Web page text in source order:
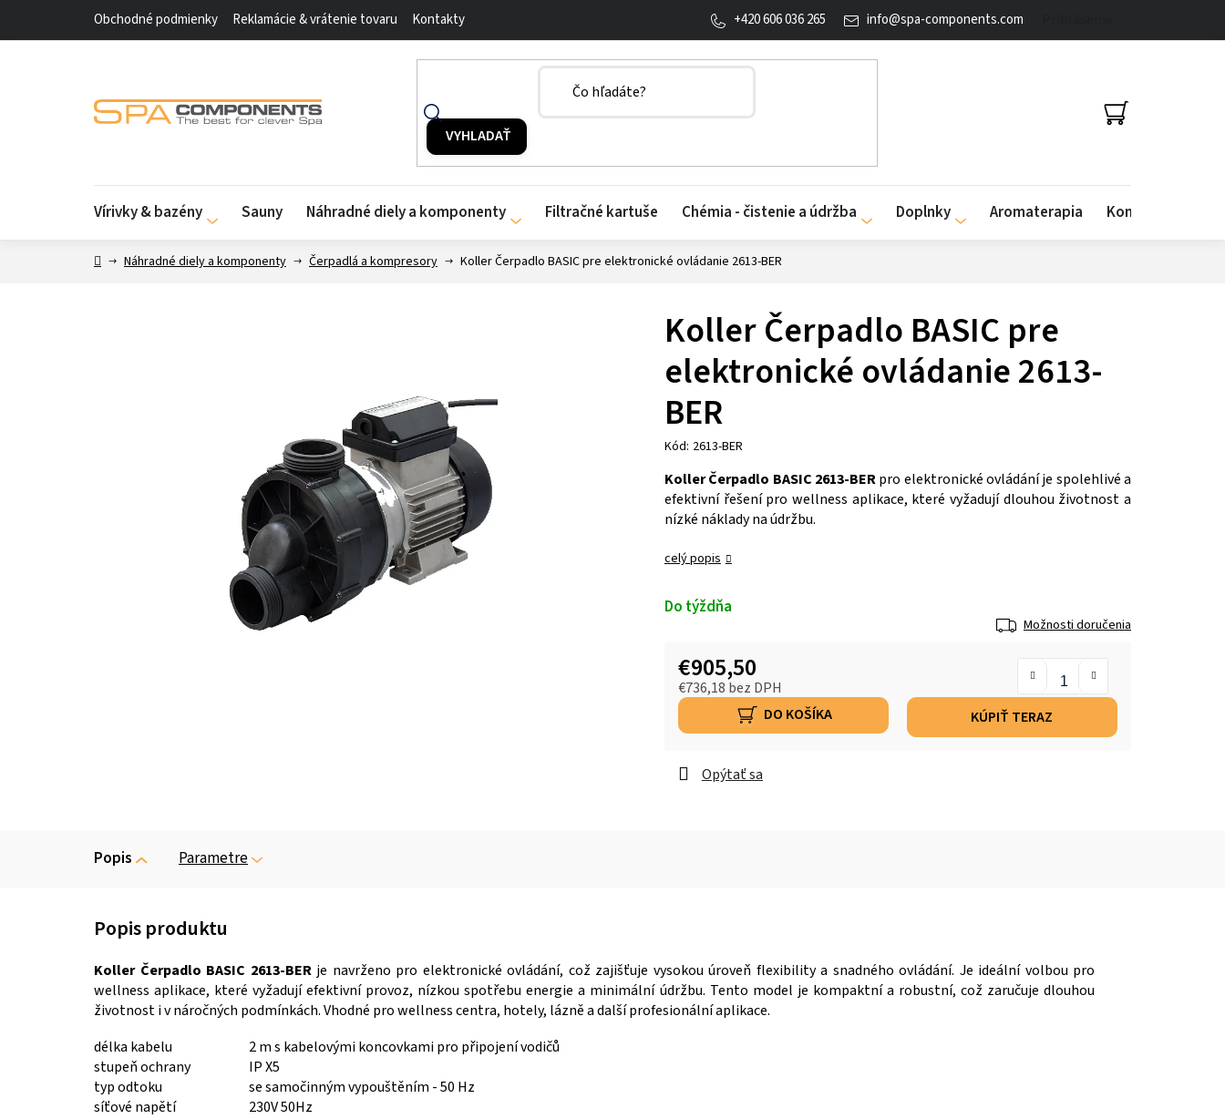
Obchodné podmienky Reklamácie & vrátenie tovaru Kontakty info@spa-components.com
+420 606 036 265
NÁKUPNÝ
KOŠÍK
Vírivky & bazény Sauny Náhradné diely a komponenty Filtračné kartuše Chémia - čistenie a údržba Doplnky Aromaterapia Kontakty
DomovNáhradné diely a komponenty Čerpadlá a kompresory Koller Čerpadlo BASIC pre elektronické ovládanie 2613-BER
Koller Čerpadlo BASIC pre
elektronické ovládanie 2613-
BER
Kód: 2613-BER
Koller Čerpadlo BASIC 2613-BERpro elektronické ovládání je spolehlivé a
efektivní řešení pro wellness aplikace, které vyžadují dlouhou životnost a
nízké náklady na údržbu.
celý popis
Do týždňa
Možnosti doručenia
€905,50
€736,18 bez DPH
DO KOŠÍKA
KÚPIŤ TERAZ
Opýtať sa
Popis Parametre
Koller Čerpadlo BASIC 2613-BERje navrženo pro elektronické ovládání, což zajišťuje vysokou úroveň flexibility a snadného ovládání. Je ideální volbou pro
wellness aplikace, které vyžadují efektivní provoz, nízkou spotřebu energie a minimální údržbu. Tento model je kompaktní a robustní, což zaručuje dlouhou
životnost i v náročných podmínkách. Vhodné pro wellness centra, hotely, lázně a další profesionální aplikace.
délka kabelu
2 m s kabelovými koncovkami pro připojení vodičů
stupeň ochrany
IP X5
typ odtoku
se samočinným vypouštěním - 50 Hz
síťové napětí
230V 50Hz